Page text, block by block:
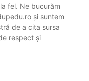
fel. Ne bucurăm
și suntem
de a cita sursa
respect și